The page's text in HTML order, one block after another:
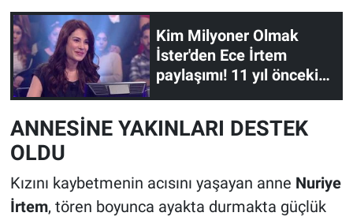
Kim Milyoner Olmak
İster'den Ece İrtem
paylaşımı! 11 yıl önceki
ANNESİNE YAKINLARI DESTEK
OLDU
Kızını kaybetmenin acısını yaşayan anne Nuriye
İrtem, tören boyunca ayakta durmakta güçlük